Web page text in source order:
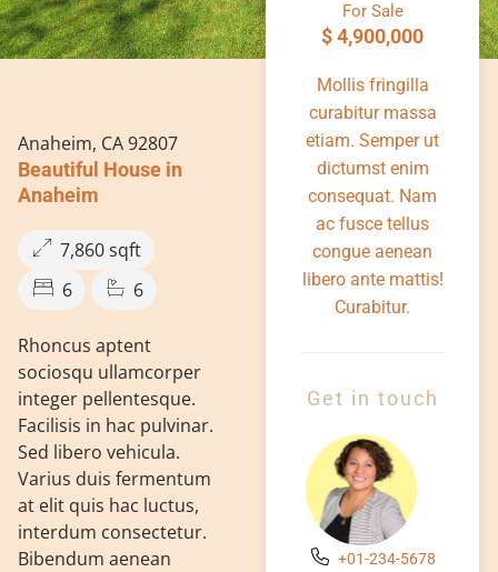
Anaheim, CA 92807
Beautiful House in
Anaheim
7,860 sqft
6
6
Rhoncus aptent
sociosqu ullamcorper
integer pellentesque.
Facilisis in hac pulvinar.
Sed libero vehicula.
Varius duis fermentum
at elit quis hac luctus,
interdum consectetur.
Bibendum aenean
For Sale
$ 4,900,000
Mollis fringilla
curabitur massa
etiam. Semper ut
dictumst enim
consequat. Nam
ac fusce tellus
congue aenean
libero ante mattis!
Curabitur.
Get in touch
+01-234-5678